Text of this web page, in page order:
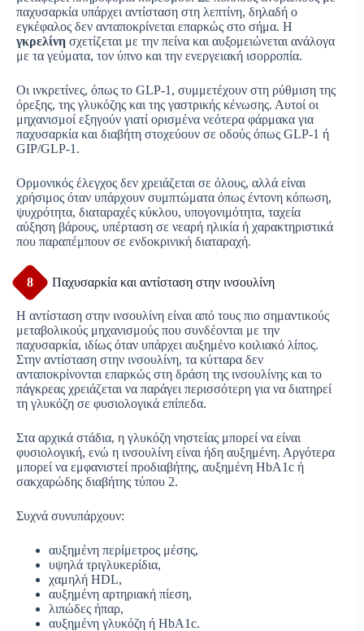
παχυσαρκία υπάρχει αντίσταση στη λεπτίνη, δηλαδή ο
εγκέφαλος δεν ανταποκρίνεται επαρκώς στο σήμα. Η
γκρελίνη σχετίζεται με την πείνα και αυξομειώνεται ανάλογα
με τα γεύματα, τον ύπνο και την ενεργειακή ισορροπία.
Οι ινκρετίνες, όπως το GLP-1, συμμετέχουν στη ρύθμιση της
όρεξης, της γλυκόζης και της γαστρικής κένωσης. Αυτοί οι
μηχανισμοί εξηγούν γιατί ορισμένα νεότερα φάρμακα για
παχυσαρκία και διαβήτη στοχεύουν σε οδούς όπως GLP-1 ή
GIP/GLP-1.
Ορμονικός έλεγχος δεν χρειάζεται σε όλους, αλλά είναι
χρήσιμος όταν υπάρχουν συμπτώματα όπως έντονη κόπωση,
ψυχρότητα, διαταραχές κύκλου, υπογονιμότητα, ταχεία
αύξηση βάρους, υπέρταση σε νεαρή ηλικία ή χαρακτηριστικά
που παραπέμπουν σε ενδοκρινική διαταραχή.
8 Παχυσαρκία και αντίσταση στην ινσουλίνη
Η αντίσταση στην ινσουλίνη είναι από τους πιο σημαντικούς
μεταβολικούς μηχανισμούς που συνδέονται με την
παχυσαρκία, ιδίως όταν υπάρχει αυξημένο κοιλιακό λίπος.
Στην αντίσταση στην ινσουλίνη, τα κύτταρα δεν
ανταποκρίνονται επαρκώς στη δράση της ινσουλίνης και το
πάγκρεας χρειάζεται να παράγει περισσότερη για να διατηρεί
τη γλυκόζη σε φυσιολογικά επίπεδα.
Στα αρχικά στάδια, η γλυκόζη νηστείας μπορεί να είναι
φυσιολογική, ενώ η ινσουλίνη είναι ήδη αυξημένη. Αργότερα
μπορεί να εμφανιστεί προδιαβήτης, αυξημένη HbA1c ή
σακχαρώδης διαβήτης τύπου 2.
Συχνά συνυπάρχουν:
αυξημένη περίμετρος μέσης,
υψηλά τριγλυκερίδια,
χαμηλή HDL,
αυξημένη αρτηριακή πίεση,
λιπώδες ήπαρ,
αυξημένη γλυκόζη ή HbA1c.